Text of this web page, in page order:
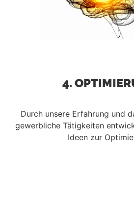
4.
Durch unsere Erfahrung und
gewerbliche Tätigkeiten
Ideen zur